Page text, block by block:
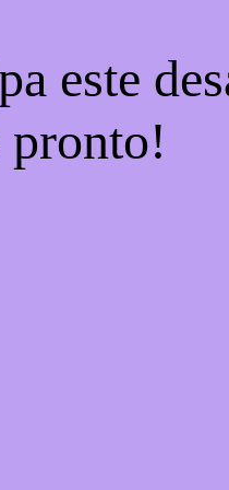
este
pronto!